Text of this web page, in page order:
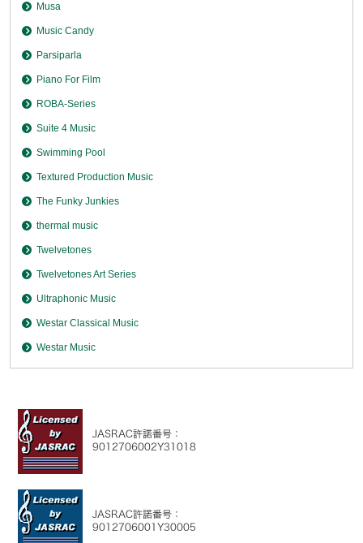
Musa
Music Candy
Parsiparla
Piano For Film
ROBA-Series
Suite 4 Music
Swimming Pool
Textured Production Music
The Funky Junkies
thermal music
Twelvetones
Twelvetones Art Series
Ultraphonic Music
Westar Classical Music
Westar Music